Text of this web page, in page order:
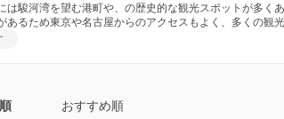
駿河湾を望む港町や、の歴史的な観光スポットが多
るため東京や名古屋からのアクセスもよく、多くの観光
おすすめ順